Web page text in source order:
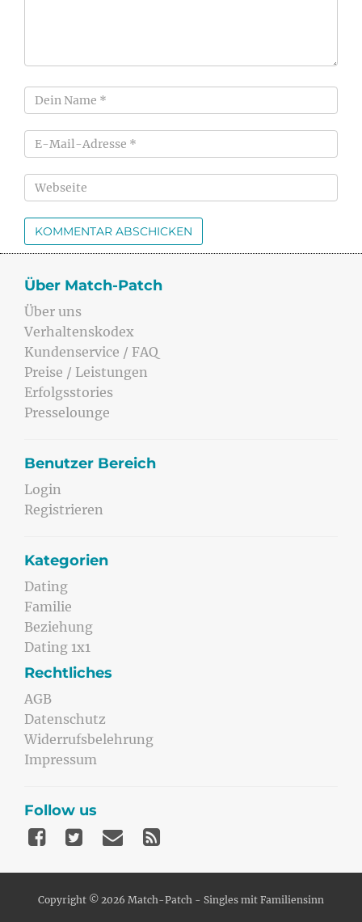
Über Match-Patch
Über uns
Verhaltenskodex
Kundenservice / FAQ
Preise / Leistungen
Erfolgsstories
Presselounge
Benutzer Bereich
Login
Registrieren
Kategorien
Dating
Familie
Beziehung
Dating 1x1
Rechtliches
AGB
Datenschutz
Widerrufsbelehrung
Impressum
Follow us
Copyright © 2026 Match-Patch - Singles mit Familiensinn